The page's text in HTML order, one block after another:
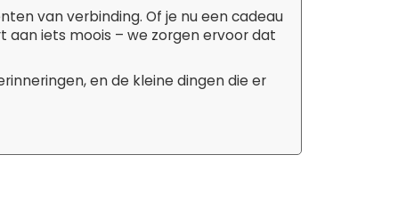
van verbinding. Of je nu een cadeau
iets moois – we zorgen ervoor dat
en de kleine dingen die er